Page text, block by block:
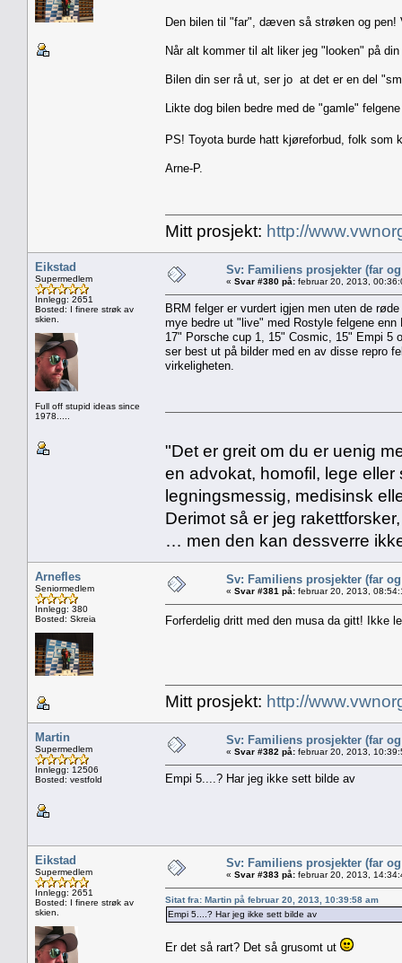
Den bilen til "far", dæven så strøken og
Når alt kommer til alt liker jeg "looken" på
Bilen din ser rå ut, ser jo at det er en del
Likte dog bilen bedre med de "gamle"
PS! Toyota burde hatt kjøreforbud, folk
Arne-P.
Mitt prosjekt: http://
Eikstad
Supermedlem
Innlegg: 2651
Bosted: I finere strøk av
skien.
Full off stupid ideas since
1978.....
Sv: Familiens prosjekter (far
« Svar #380 på: februar 20, 2013,
BRM felger er vurdert igjen men uten de
mye bedre ut "live" med Rostyle felgene
17" Porsche cup 1, 15" Cosmic, 15" Empi 5
ser best ut på bilder med en av disse repro
virkeligheten.
"Det er greit om du er uenig
en advokat, homofil, lege
legningsmessig, medisinsk
Derimot så er jeg
… men den kan dessverre
Arnefles
Seniormedlem
Innlegg: 380
Bosted: Skreia
Sv: Familiens prosjekter (far
« Svar #381 på: februar 20, 2013,
Forferdelig dritt med den musa da gitt! Ikke
Mitt prosjekt: http://
Martin
Supermedlem
Innlegg: 12506
Bosted: vestfold
Sv: Familiens prosjekter (far
« Svar #382 på: februar 20, 2013,
Empi 5....? Har jeg ikke sett bilde av
Eikstad
Supermedlem
Innlegg: 2651
Bosted: I finere strøk av
skien.
Sv: Familiens prosjekter (far
« Svar #383 på: februar 20, 2013,
Sitat fra: Martin på februar 20, 2013, 10:39:58 am
Empi 5....? Har jeg ikke sett bilde av
Er det så rart? Det så grusomt ut